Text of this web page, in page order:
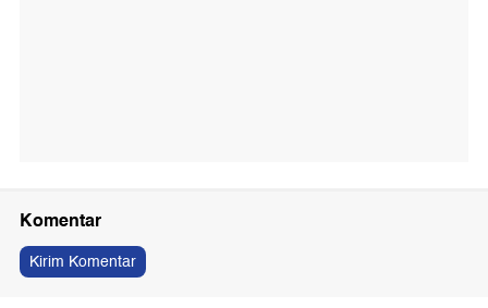
Komentar
Kirim Komentar